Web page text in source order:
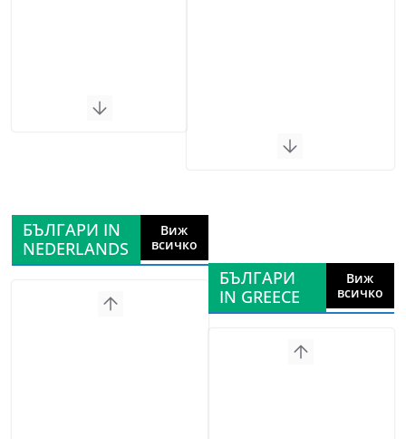
БЪЛГАРИ IN
NEDERLANDS
Виж
всичко
БЪЛГАРИ
IN GREECE
Виж
всичко